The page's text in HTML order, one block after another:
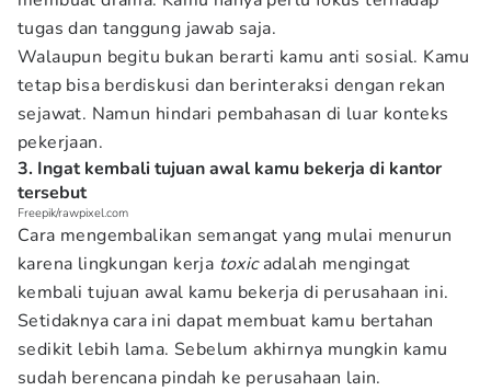
tugas dan tanggung jawab saja.
Walaupun begitu bukan berarti kamu anti sosial. Kamu
tetap bisa berdiskusi dan berinteraksi dengan rekan
sejawat. Namun hindari pembahasan di luar konteks
pekerjaan.
3. Ingat kembali tujuan awal kamu bekerja di kantor
tersebut
Freepik/rawpixel.com
Cara mengembalikan semangat yang mulai menurun
karena lingkungan kerja toxicadalah mengingat
kembali tujuan awal kamu bekerja di perusahaan ini.
Setidaknya cara ini dapat membuat kamu bertahan
sedikit lebih lama. Sebelum akhirnya mungkin kamu
sudah berencana pindah ke perusahaan lain.